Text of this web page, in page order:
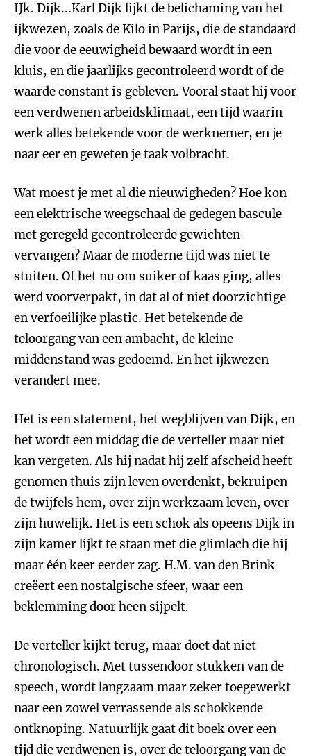
IJk. Dijk...Karl Dijk lijkt de belichaming van het
ijkwezen, zoals de Kilo in Parijs, die de standaard
die voor de eeuwigheid bewaard wordt in een
kluis, en die jaarlijks gecontroleerd wordt of de
waarde constant is gebleven. Vooral staat hij voor
een verdwenen arbeidsklimaat, een tijd waarin
werk alles betekende voor de werknemer, en je
naar eer en geweten je taak volbracht.
Wat moest je met al die nieuwigheden? Hoe kon
een elektrische weegschaal de gedegen bascule
met geregeld gecontroleerde gewichten
vervangen? Maar de moderne tijd was niet te
stuiten. Of het nu om suiker of kaas ging, alles
werd voorverpakt, in dat al of niet doorzichtige
en verfoeilijke plastic. Het betekende de
teloorgang van een ambacht, de kleine
middenstand was gedoemd. En het ijkwezen
verandert mee.
Het is een statement, het wegblijven van Dijk, en
het wordt een middag die de verteller maar niet
kan vergeten. Als hij nadat hij zelf afscheid heeft
genomen thuis zijn leven overdenkt, bekruipen
de twijfels hem, over zijn werkzaam leven, over
zijn huwelijk. Het is een schok als opeens Dijk in
zijn kamer lijkt te staan met die glimlach die hij
maar één keer eerder zag. H.M. van den Brink
creëert een nostalgische sfeer, waar een
beklemming door heen sijpelt.
De verteller kijkt terug, maar doet dat niet
chronologisch. Met tussendoor stukken van de
speech, wordt langzaam maar zeker toegewerkt
naar een zowel verrassende als schokkende
ontknoping. Natuurlijk gaat dit boek over een
tijd die verdwenen is, over de teloorgang van de